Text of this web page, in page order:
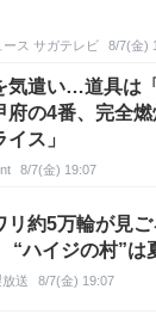
ース サガテレビ 8/7(金)
気遣い…道具は
府の4番、完全
ス」
8/7(金) 19:07
5万輪が見ごろ 「さらにきれ
“ハイジの村”は
送 8/7(金) 19:07